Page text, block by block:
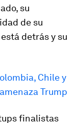
su
de su
detrás y su
Chile y
Trump
finalistas